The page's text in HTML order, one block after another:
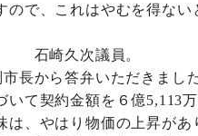
ので、これはやむを得な
石崎久次議員。
長から答弁いただきまし
いて契約金額を６億5,113
は、やはり物価の上昇が